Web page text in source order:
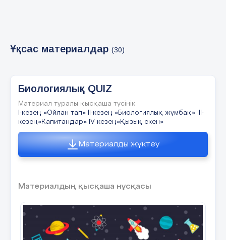
9 слайд
Ұқсас материалдар (30)
Биологиялық QUIZ
Материал туралы қысқаша түсінік
I-кезең «Ойлан тап» II-кезең «Биологиялық жұмбақ» III-
кезең«Капитандар» IV-кезең«Қызық екен»
Материалды жүктеу
Материалдың қысқаша нұсқасы